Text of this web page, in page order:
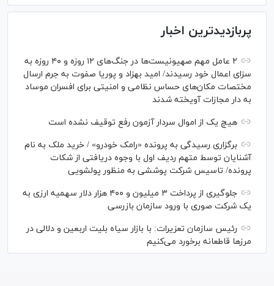
پربازدیدترین اخبار
۲ عامل مهم صهیونیست‌ها در جنگ‌های ۱۲ روزه و ۴۰ روزه به
سزای اعمال خود رسیدند/ امید بهزاد و پوریا صفوت به جرم ارسال
مختصات مکان‌های حساس نظامی و امنیتی برای افسران موساد
به دار مجازات آویخته شدند
هیچ یک از اموال سردار آزمون رفع توقیف نشده است
برگزاری رسیدگی به پرونده «رامک خودرو» / خرید ملک به نام
آشنایان توسط متهم ردیف اول با وجوه دریافتی از شکات
پرونده/ تاسیس شرکت پوششی به منظور پولشویی
جلوگیری از پرداخت ۳ میلیون و ۴۰۰ هزار دلار سهمیه ارزی به
یک شرکت صوری با ورود سازمان بازرسی
رئیس سازمان تعزیرات: با بازار سیاه بلیت اربعین و دلالی در
مرز‌ها قاطعانه برخورد می‌کنیم